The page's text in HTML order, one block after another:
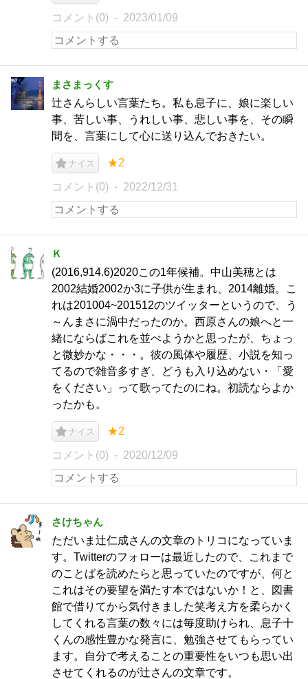
コメント(0) 2023/01/09
まさまっくす
辻さんらしい言葉たち。私も息子に、娘に楽しい
事、苦しい事、うれしい事、悲しい事を、その瞬
間を、言葉にして心に送り込んでおきたい。
ナイス ★2
コメント(0) 2022/12/31
Ｋ
(2016,914.6)2020この1年候補。中山美穂とは
2002結婚2002か3に子供が生まれ、2014離婚。こ
れは201004~201512のツイッターというので、う
～んまさに渦中だったのか。西原さんの娘へと一
緒にならばこれを並べようかと思ったが、ちょっ
と微妙かな・・・。彼の風体や履歴、小説を知っ
てるので雑音多すぎ、どうも入り込めない・「愛
をください」って歌ってたのにね。初読ならよか
ったかも。
ナイス ★2
コメント(0) 2020/12/09
さけちゃん
ただいま辻仁成さんの文章のトリコになっていま
す。Twitterのフォローは最近したので、これまで
のことばを読めたらと思っていたのですが、何と
これはその要望を満たす本ではないか！と、図書
館で借りてから気付きました笑考え方を柔らかく
してくれる言葉の数々には毎度助けられ、息子十
くんの感性豊かな発言に、勉強させてもらってい
ます。自分で考えることの重要性をいつも思い出
させてくれるのが辻さんの文章です。